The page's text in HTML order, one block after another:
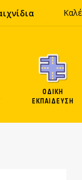
ΟΔΙΚΗ
ΕΚΠΑΙΔΕΥΣΗ